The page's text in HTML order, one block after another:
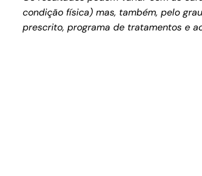
condição física) mas, também, pelo
prescrito, programa de tratamentos e